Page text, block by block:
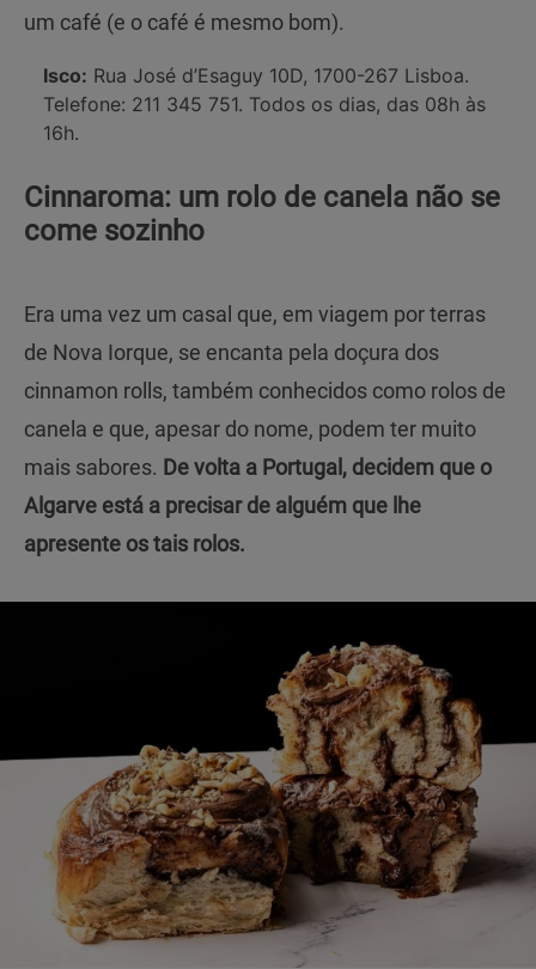
um café (e o café é mesmo bom).
Isco: Rua José d’Esaguy 10D, 1700-267 Lisboa.
Telefone: 211 345 751. Todos os dias, das 08h às
16h.
Cinnaroma: um rolo de canela não se
come sozinho
Era uma vez um casal que, em viagem por terras
de Nova Iorque, se encanta pela doçura dos
cinnamon rolls, também conhecidos como rolos de
canela e que, apesar do nome, podem ter muito
mais sabores. De volta a Portugal, decidem que o
Algarve está a precisar de alguém que lhe
apresente os tais rolos.